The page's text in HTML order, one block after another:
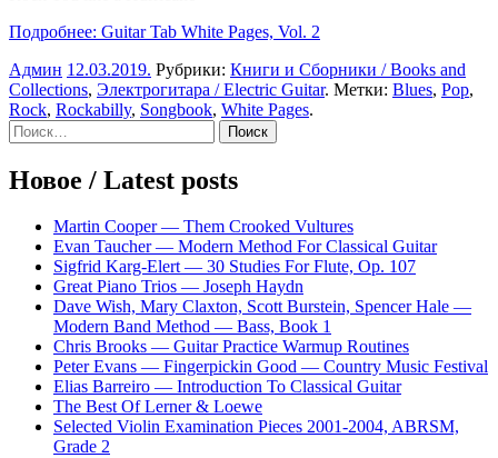
Подробнее: Guitar Tab White Pages, Vol. 2
Админ 12.03.2019. Рубрики: Книги и Сборники / Books and
Collections, Электрогитара / Electric Guitar. Метки: Blues, Pop,
Rock, Rockabilly, Songbook, White Pages.
Sidebar
Найти:
Новое / Latest posts
Martin Cooper — Them Crooked Vultures
Evan Taucher — Modern Method For Classical Guitar
Sigfrid Karg-Elert — 30 Studies For Flute, Op. 107
Great Piano Trios — Joseph Haydn
Dave Wish, Mary Claxton, Scott Burstein, Spencer Hale —
Modern Band Method — Bass, Book 1
Chris Brooks — Guitar Practice Warmup Routines
Peter Evans — Fingerpickin Good — Country Music Festival
Elias Barreiro — Introduction To Classical Guitar
The Best Of Lerner & Loewe
Selected Violin Examination Pieces 2001-2004, ABRSM,
Grade 2